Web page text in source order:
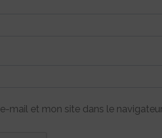
mail et mon site dans le